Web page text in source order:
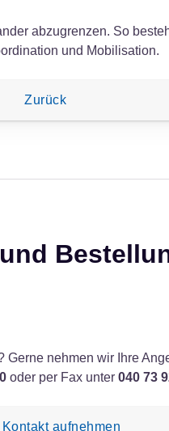
abzugrenzen. So
und Mobilisation.
Zurück
nehmen wir Ihre
oder per Fax unter 040 73
aufnehmen